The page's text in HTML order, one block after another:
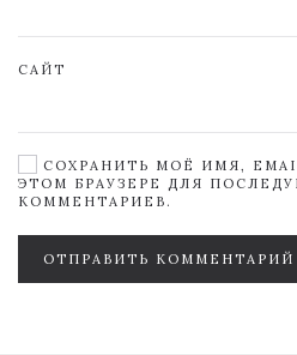
САЙТ
СОХРАНИТЬ МОЁ ИМЯ,
ЭТОМ БРАУЗЕРЕ ДЛЯ
КОММЕНТАРИЕВ.
ОТПРАВИТЬ КОММЕНТАРИЙ